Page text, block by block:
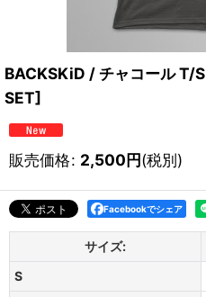
BACKSKiD / チャコール T/S
SET]
販売価格: 2,500円(税別)
Facebookでシェア
サイズ:
S